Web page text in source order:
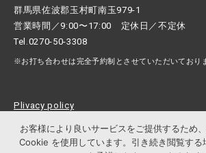
群馬県佐波郡玉村町南玉979-1
営業時間／9:00〜17:00 定休日／不定休
Tel.0270-50-3308
※お打ち合わせは完全予約制とさせていただいており
Plivacy policy
お客様により良いサービスをご提供するため
Cookie を使用しています。引き続き閲覧す